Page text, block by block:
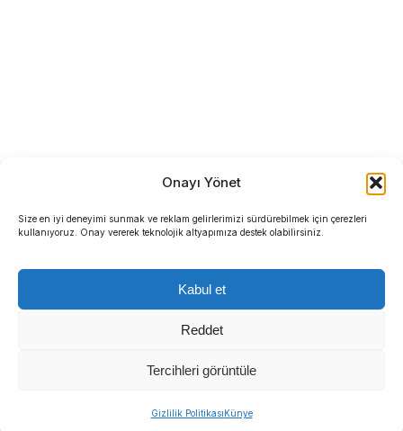
Onayı Yönet
Size en iyi deneyimi sunmak ve reklam gelirlerimizi sürdürebilmek için çerezleri
kullanıyoruz. Onay vererek teknolojik altyapımıza destek olabilirsiniz.
Kabul et
Reddet
Tercihleri görüntüle
Gizlilik PolitikasıKünye